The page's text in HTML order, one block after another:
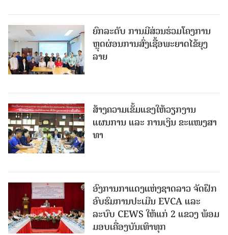
ຍົກລະດັບ ການມີສ່ວນຮ່ວມໂຄງການ
ຫຼຸດຜ່ອນການສົ່ງເຊື້ອພະຍາດໄຂ້ຍຸງ
ລາຍ
ສ້າງຄວາມເຂັ້ມແຂງໃຫ້ວຽກງານ
ແຜນການ ແລະ ການເງິນ ຂະແໜງສາ
ທາ
ອົງການກາແດງແຫ່ງຊາດລາວ ຈັດຝຶກ
ອົບຮົມການປະເມີນ EVCA ແລະ
ລະບົບ CEWS ໃຫ້ແກ່ 2 ແຂວງ ພ້ອມ
ມອບເຄື່ອງບັນເທົາທຸກ